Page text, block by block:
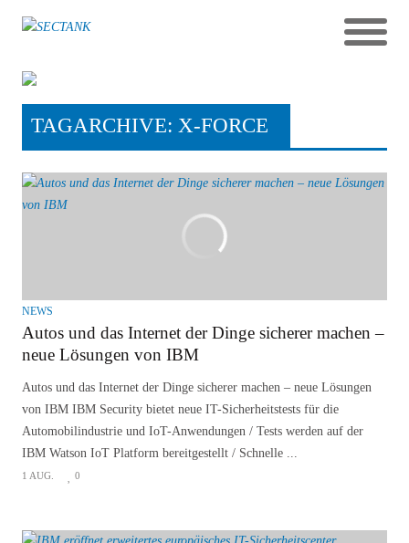
TAGARCHIVE: X-FORCE
NEWS
Autos und das Internet der Dinge sicherer machen –
neue Lösungen von IBM
Autos und das Internet der Dinge sicherer machen – neue Lösungen
von IBM IBM Security bietet neue IT-Sicherheitstests für die
Automobilindustrie und IoT-Anwendungen / Tests werden auf der
IBM Watson IoT Platform bereitgestellt / Schnelle ...
1 AUG. 0